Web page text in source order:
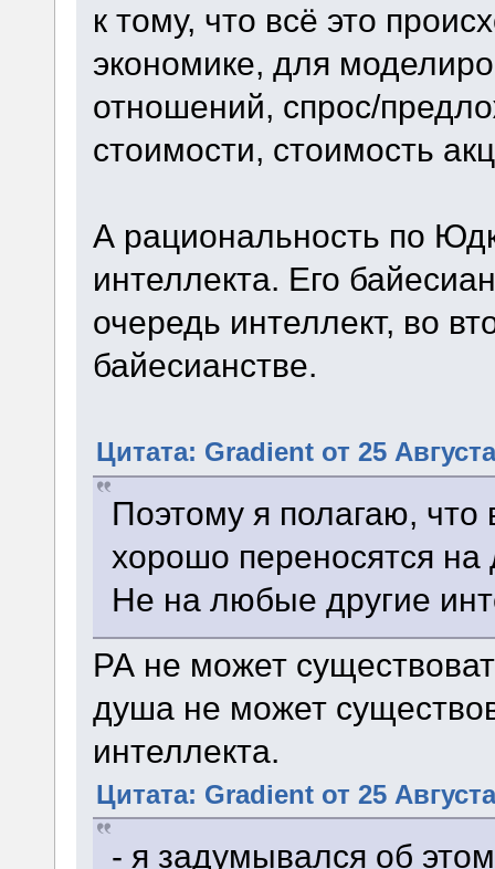
к тому, что всё это
экономике, для
отношений, спрос/
стоимости, стоимость
А рациональность по
интеллекта. Его
очередь интеллект, во
байесианстве.
Цитата: Gradient от 25
Поэтому я полагаю,
хорошо переносятся на
Не на любые другие
РА не может
душа не может
интеллекта.
Цитата: Gradient от 25
- я задумывался об